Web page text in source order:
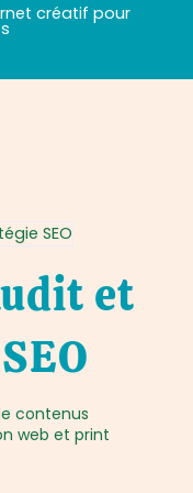
créatif pour
SEO
et
contenus
web et print